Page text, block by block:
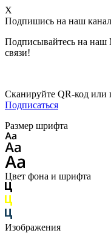
X
Подпишись на наш
Подписывайтесь на наш
связи!
Сканируйте QR-код или
Подписаться
Размер шрифта
Цвет фона и шрифта
Изображения